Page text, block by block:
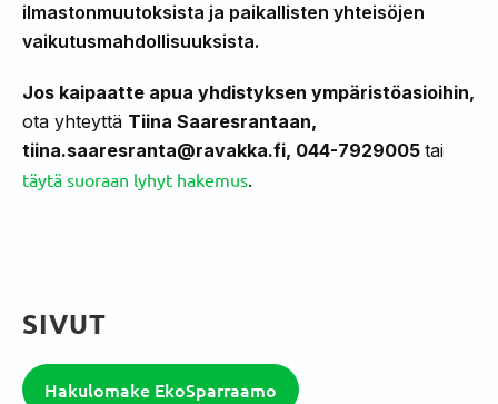
ilmastonmuutoksista ja paikallisten yhteisöjen
vaikutusmahdollisuuksista.
Jos kaipaatte apua yhdistyksen ympäristöasioihin,
ota yhteyttä Tiina Saaresrantaan,
tiina.saaresranta@ravakka.fi, 044-7929005 tai
täytä suoraan lyhyt hakemus.
SIVUT
Hakulomake EkoSparraamo